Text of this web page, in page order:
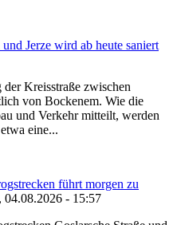
Jerze wird ab heute saniert
Kreisstraße zwischen
von Bockenem. Wie die
und Verkehr mitteilt, werden
eine...
führt morgen zu
04.08.2026 - 15:57